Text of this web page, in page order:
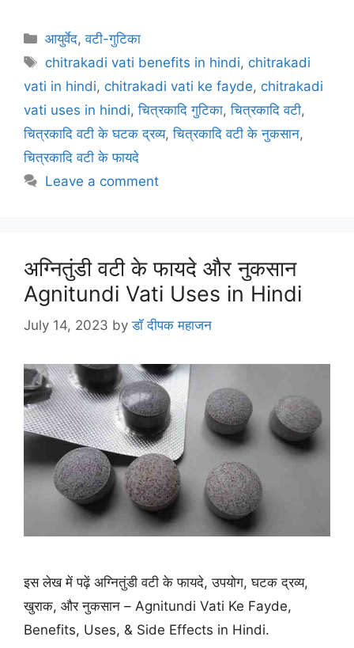
c
e
b
o
o
k
itt
er
ai
l
e
st
s
A
p
p
gr
a
m
e
Categories
आयुर्वेद,वटी-गुटिका
Tags
chitrakadi vati benefits in hindi, chitrakadi
vati in hindi, chitrakadi vati ke fayde, chitrakadi
vati uses in hindi,चित्रकादि गुटिका,चित्रकादि वटी,
चित्रकादि वटी के घटक द्रव्य,चित्रकादि वटी के नुकसान,
चित्रकादि वटी के फायदे
Leave a comment
अग्नितुंडी वटी के फायदे और नुकसान
Agnitundi Vati Uses in Hindi
July 14, 2023 byडॉ दीपक महाजन
इस लेख में पढ़ें अग्नितुंडी वटी के फायदे, उपयोग, घटक द्रव्य,
खुराक, और नुकसान – Agnitundi Vati Ke Fayde,
Benefits, Uses, & Side Effects in Hindi.